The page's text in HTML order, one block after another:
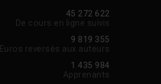
45 272 622
De cours en ligne suivis
9 819 355
Euros reversés aux auteurs
1 435 984
Apprenants